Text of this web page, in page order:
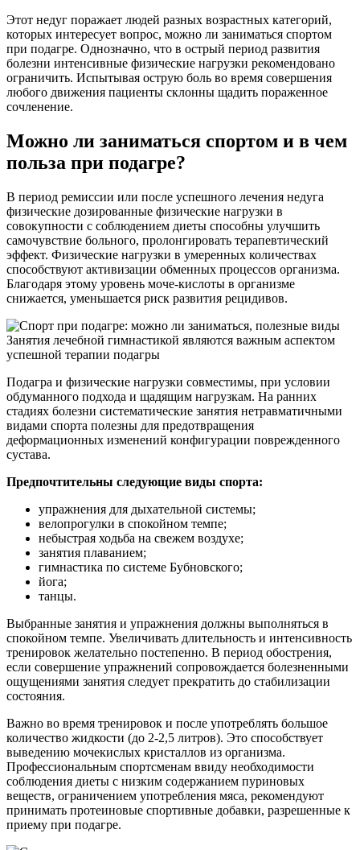
Этот недуг поражает людей разных возрастных категорий,
которых интересует вопрос, можно ли заниматься спортом
при подагре. Однозначно, что в острый период развития
болезни интенсивные физические нагрузки рекомендовано
ограничить. Испытывая острую боль во время совершения
любого движения пациенты склонны щадить пораженное
сочленение.
Можно ли заниматься спортом и в чем
польза при подагре?
В период ремиссии или после успешного лечения недуга
физические дозированные физические нагрузки в
совокупности с соблюдением диеты способны улучшить
самочувствие больного, пролонгировать терапевтический
эффект. Физические нагрузки в умеренных количествах
способствуют активизации обменных процессов организма.
Благодаря этому уровень моче-кислоты в организме
снижается, уменьшается риск развития рецидивов.
Занятия лечебной гимнастикой являются важным аспектом
успешной терапии подагры
Подагра и физические нагрузки совместимы, при условии
обдуманного подхода и щадящим нагрузкам. На ранних
стадиях болезни систематические занятия нетравматичными
видами спорта полезны для предотвращения
деформационных изменений конфигурации поврежденного
сустава.
Предпочтительны следующие виды спорта:
упражнения для дыхательной системы;
велопрогулки в спокойном темпе;
небыстрая ходьба на свежем воздухе;
занятия плаванием;
гимнастика по системе Бубновского;
йога;
танцы.
Выбранные занятия и упражнения должны выполняться в
спокойном темпе. Увеличивать длительность и интенсивность
тренировок желательно постепенно. В период обострения,
если совершение упражнений сопровождается болезненными
ощущениями занятия следует прекратить до стабилизации
состояния.
Важно во время тренировок и после употреблять большое
количество жидкости (до 2-2,5 литров). Это способствует
выведению мочекислых кристаллов из организма.
Профессиональным спортсменам ввиду необходимости
соблюдения диеты с низким содержанием пуриновых
веществ, ограничением употребления мяса, рекомендуют
принимать протеиновые спортивные добавки, разрешенные к
приему при подагре.